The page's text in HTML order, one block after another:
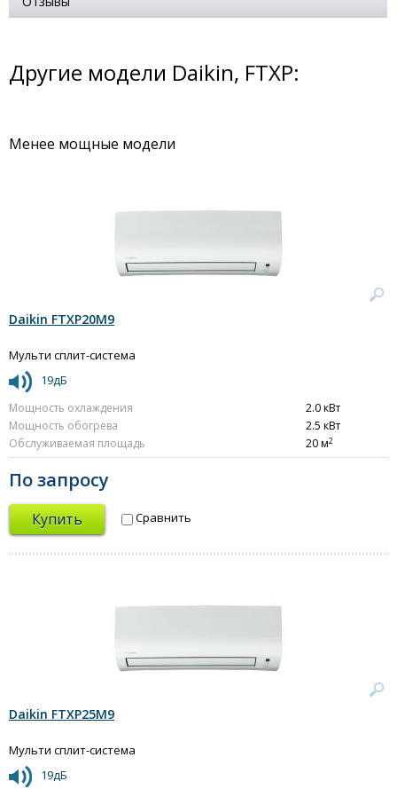
Другие модели Daikin, FTXP:
Менее мощные модели
Daikin FTXP20M9
Мульти сплит-система
19дБ
Мощность охлаждения
2.0 кВт
Мощность обогрева
2.5 кВт
Обслуживаемая площадь
20 м2
По запросу
Купить Сравнить
Daikin FTXP25M9
Мульти сплит-система
19дБ